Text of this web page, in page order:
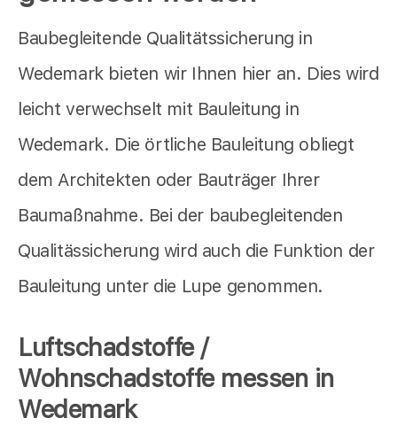
Baubegleitende Qualitätssicherung in
Wedemark bieten wir Ihnen hier an. Dies wird
leicht verwechselt mit Bauleitung in
Wedemark. Die örtliche Bauleitung obliegt
dem Architekten oder Bauträger Ihrer
Baumaßnahme. Bei der baubegleitenden
Qualitässicherung wird auch die Funktion der
Bauleitung unter die Lupe genommen.
Luftschadstoffe /
Wohnschadstoffe messen in
Wedemark